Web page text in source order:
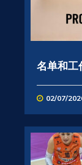
名单和工
02/07/